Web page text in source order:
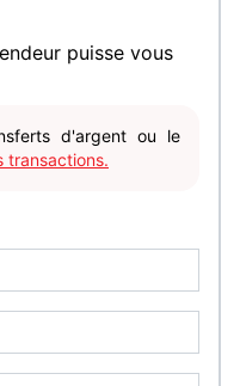
puisse vous
d'argent ou le
transactions.